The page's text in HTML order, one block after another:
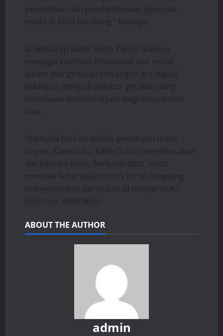
pendidikan dan pemberdayaan generasi
muda di Kota Bandung,” katanya.
Ia berharap kader Hima Persis mampu
menjaga identitas intelektual dan moral
dalam menghadapi tantangan era digital,
sekaligus menjadi pelopor gerakan yang
membawa manfaat nyata bagi masyarakat
luas.
“Pemuda hari ini adalah pemimpin masa
depan. Karena itu, kader harus membiasakan
diri berpikir kritis, berbasis data, serta
memiliki keberanian untuk turun langsung
menyelesaikan persoalan di masyarakat,”
tuturnya. (HNY/RLS)
ABOUT THE AUTHOR
admin